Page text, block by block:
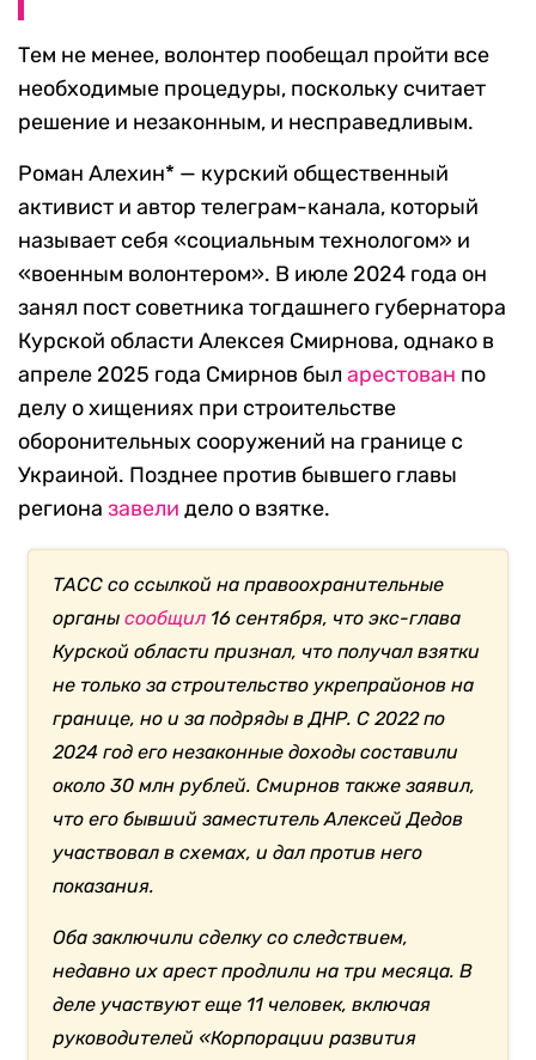
Тем не менее, волонтер пообещал пройти все
необходимые процедуры, поскольку считает
решение и незаконным, и несправедливым.
Роман Алехин* — курский общественный
активист и автор телеграм-канала, который
называет себя «социальным технологом» и
«военным волонтером». В июле 2024 года он
занял пост советника тогдашнего губернатора
Курской области Алексея Смирнова, однако в
апреле 2025 года Смирнов был арестован по
делу о хищениях при строительстве
оборонительных сооружений на границе с
Украиной. Позднее против бывшего главы
региона завели дело о взятке.
ТАСС со ссылкой на правоохранительные
органысообщил 16 сентября, что экс-глава
Курской области признал, что получал взятки
не только за строительство укрепрайонов на
границе, но и за подряды в ДНР. С 2022 по
2024 год его незаконные доходы составили
около 30 млн рублей. Смирнов также заявил,
что его бывший заместитель Алексей Дедов
участвовал в схемах, и дал против него
показания.
Оба заключили сделку со следствием,
недавно их арест продлили на три месяца. В
деле участвуют еще 11 человек, включая
руководителей «Корпорации развития